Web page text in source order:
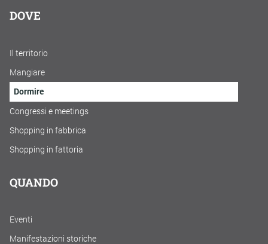
DOVE
Il territorio
Mangiare
Dormire
Congressi e meetings
Shopping in fabbrica
Shopping in fattoria
QUANDO
Eventi
Manifestazioni storiche